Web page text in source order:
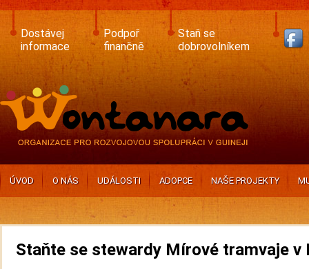
Skip
main
content
Dostávej
informace
Podpoř
finančně
Staň se
dobrovolníkem
ÚVOD O NÁS UDÁLOSTI ADOPCE NAŠE PROJEKTY
Staňte se stewardy Mírové tramvaje v